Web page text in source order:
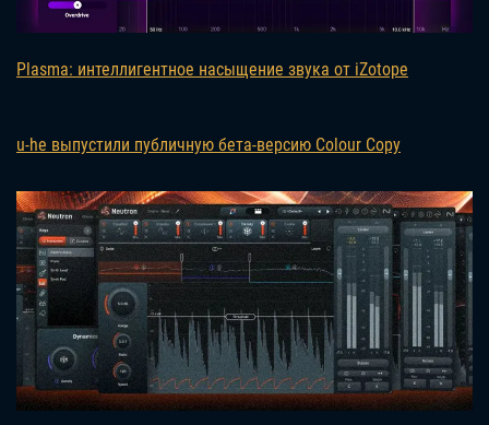
Plasma: интеллигентное насыщение звука от iZotope
u-he выпустили публичную бета-версию Colour Copy